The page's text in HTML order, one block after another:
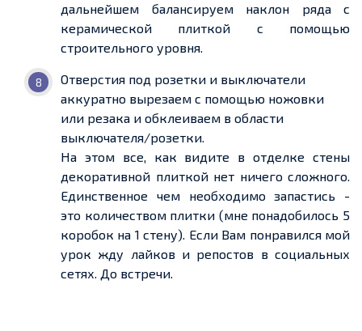
дальнейшем балансируем наклон ряда с
керамической плиткой с помощью
строительного уровня.
Отверстия под розетки и выключатели
аккуратно вырезаем с помощью ножовки
или резака и обклеиваем в области
выключателя/розетки.
На этом все, как видите в отделке стены
декоративной плиткой нет ничего сложного.
Единственное чем необходимо запастись -
это количеством плитки (мне понадобилось 5
коробок на 1 стену). Если Вам понравился мой
урок жду лайков и репостов в социальных
сетях. До встречи.